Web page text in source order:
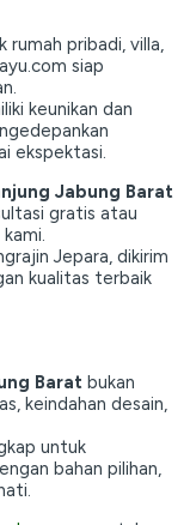
pribadi, villa,
siap
keunikan dan
ekspektasi.
Jabung Barat
gratis atau
Jepara, dikirim
kualitas terbaik
Barat bukan
keindahan desain,
untuk
bahan pilihan,